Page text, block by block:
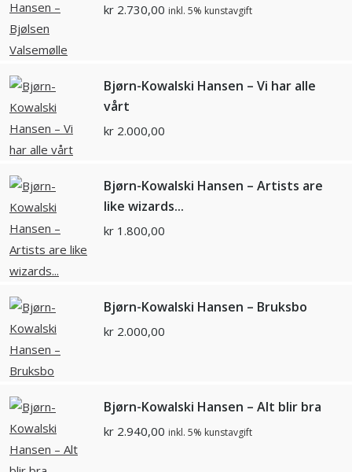
kr 2.730,00 inkl. 5% kunstavgift
Bjørn-Kowalski Hansen – Vi har alle
vårt
kr 2.000,00
Bjørn-Kowalski Hansen – Artists are
like wizards...
kr 1.800,00
Bjørn-Kowalski Hansen – Bruksbo
kr 2.000,00
Bjørn-Kowalski Hansen – Alt blir bra
kr 2.940,00 inkl. 5% kunstavgift